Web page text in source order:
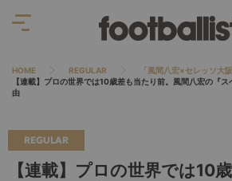
HOME REGULAR
「風間八宏×セレッソ大
【連載】プロの世界では10歳差も当たり前。風間八宏の『
由
REGULAR
【連載】プロの世界では10